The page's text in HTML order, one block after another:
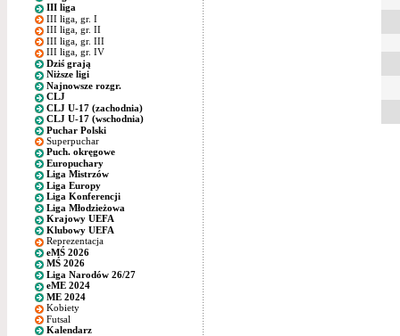
III liga
III liga, gr. I
III liga, gr. II
III liga, gr. III
III liga, gr. IV
Dziś grają
Niższe ligi
Najnowsze rozgr.
CLJ
CLJ U-17 (zachodnia)
CLJ U-17 (wschodnia)
Puchar Polski
Superpuchar
Puch. okręgowe
Europuchary
Liga Mistrzów
Liga Europy
Liga Konferencji
Liga Młodzieżowa
Krajowy UEFA
Klubowy UEFA
Reprezentacja
eMŚ 2026
MŚ 2026
Liga Narodów 26/27
eME 2024
ME 2024
Kobiety
Futsal
Kalendarz